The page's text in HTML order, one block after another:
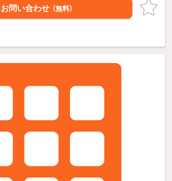
お問い合わせ （無料）